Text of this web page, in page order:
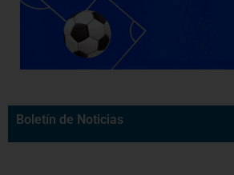
Boletín de Noticias